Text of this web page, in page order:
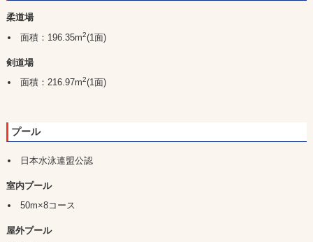
柔道場
面積：196.35m2(1面)
剣道場
面積：216.97m2(1面)
プール
日本水泳連盟公認
室内プール
50m×8コース
屋外プール